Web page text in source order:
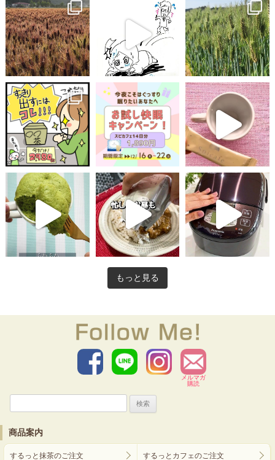
もっと見る
メルマガ
購読
商品案内
するっと抹茶のご注文 するっとカフェのご注文